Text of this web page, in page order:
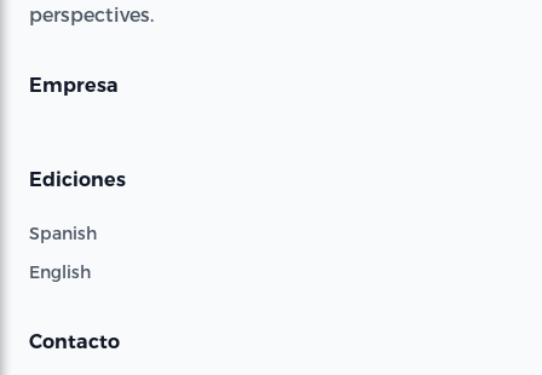
perspectives.
Empresa
Ediciones
Spanish
English
Contacto